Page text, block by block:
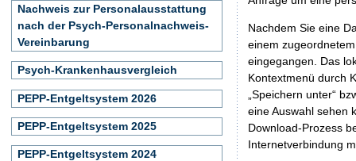
Nachdem Sie eine
einem
eingegangen. Das
Kontextmenü durch
„Speichern unter“
eine Auswahl sehen
Download-Prozess
Internetverbindung
Nachweis zur Personalausstattung
nach der Psych-Personalnachweis-
Vereinbarung
Psych-Krankenhausvergleich
PEPP-Entgeltsystem 2026
PEPP-Entgeltsystem 2025
PEPP-Entgeltsystem 2024